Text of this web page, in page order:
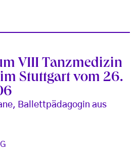
VIII Tanzmedizin
Stuttgart vom 26.
Ballettpädagogin aus